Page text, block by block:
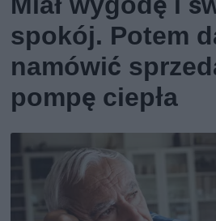
spokój. Potem
namówić
pompę ciepła